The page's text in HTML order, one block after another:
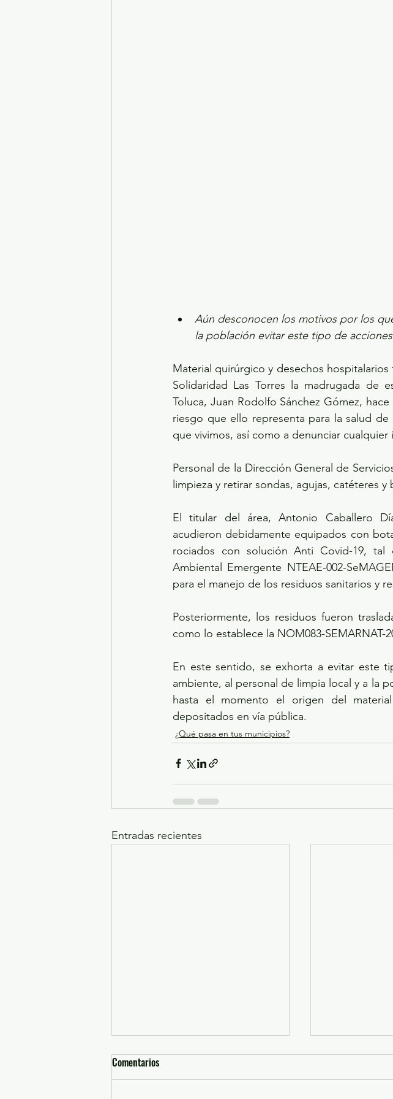
Aún desconocen los motivos por los
la población evitar este tipo de
Material quirúrgico y desechos
Solidaridad Las Torres la madrugada de
Toluca, Juan Rodolfo Sánchez Gómez,
riesgo que ello representa para la salud
que vivimos, así como a denunciar cualquier
Personal de la Dirección General de
limpieza y retirar sondas, agujas, catéteres y
El titular del área, Antonio Caballero
acudieron debidamente equipados con
rociados con solución Anti Covid-19, tal
Ambiental Emergente NTEAE-002-
para el manejo de los residuos sanitarios y
Posteriormente, los residuos fueron
como lo establece la NOM083-SEMARNAT-
En este sentido, se exhorta a evitar este
ambiente, al personal de limpia local y a la
hasta el momento el origen del
depositados en vía pública.
¿Qué pasa en tus municipios?
Entradas recientes
Comentarios